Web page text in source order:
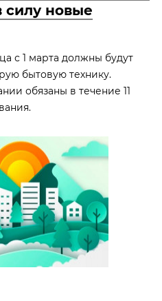
силу новые
с 1 марта должны будут
бытовую технику.
обязаны в течение 11